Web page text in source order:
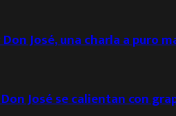
Don José, una charla a puro
José se calientan con